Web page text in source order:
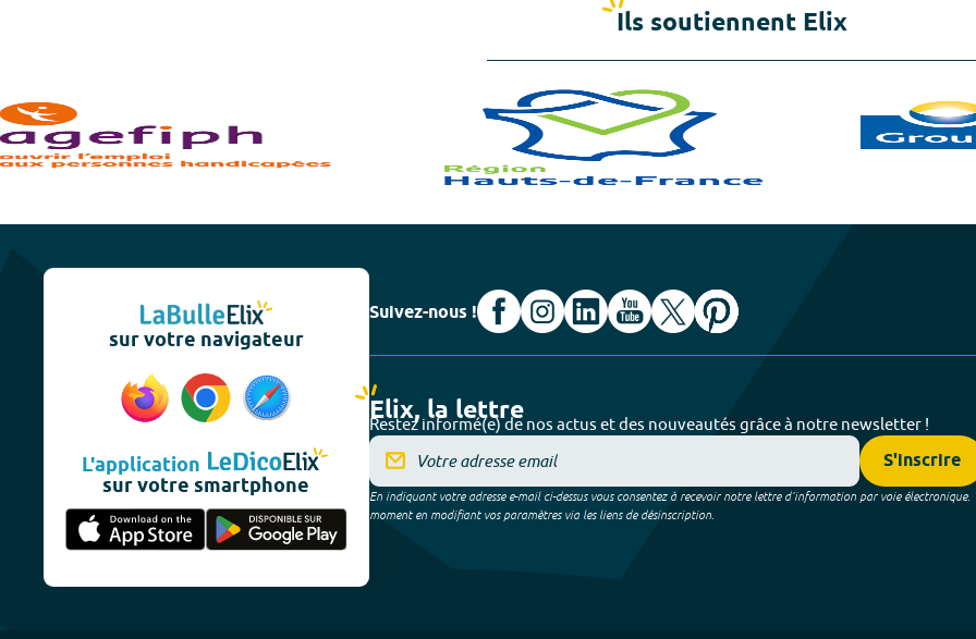
Ils soutiennent Elix
sur votre navigateur
L'application
sur votre smartphone
Suivez-nous !
Elix, la lettre
Restez informé(e) de nos actus et des nouveautés grâce à notre newsletter !
S'inscrire
En indiquant votre adresse e-mail ci-dessus vous consentez à recevoir notre lettre d’information par voie électronique.
moment en modifiant vos paramètres via les liens de désinscription.